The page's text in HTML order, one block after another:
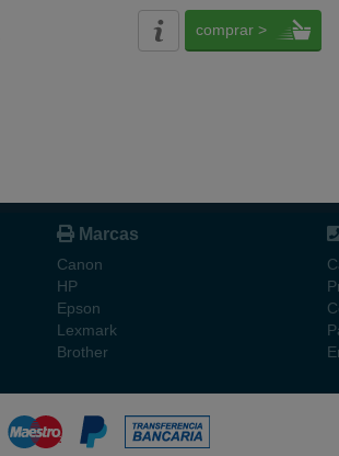
comprar >
Marcas
Canon
HP
Epson
Lexmark
Brother